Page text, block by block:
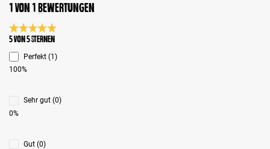
1 von 1 Bewertungen
Durchschnittliche Bewertung 5 von 5 Sternen
5 von 5 Sternen
Perfekt (1)
100%
Sehr gut (0)
0%
Gut (0)